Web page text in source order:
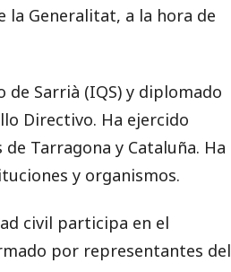
la Generalitat, a la hora de
Sarrià (IQS) y diplomado
Directivo. Ha ejercido
Tarragona y Cataluña. Ha
y organismos.
civil participa en el
por representantes del